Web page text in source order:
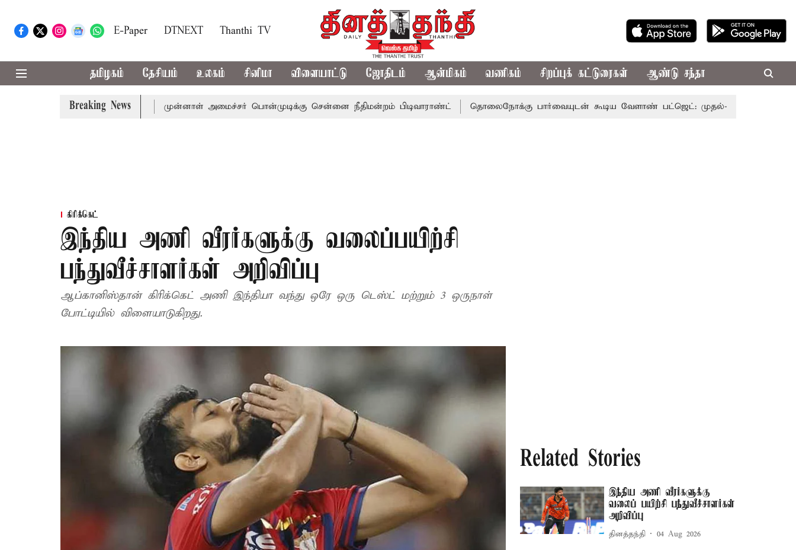
E-Paper DTNEXT Thanthi TV
தமிழகம் தேசியம் உலகம் சினிமா விளையாட்டு ஜோதிடம் ஆன்மிகம் வணிகம் சிறப்புக் கட்டுரைகள் ஆண்டு சந்தா
Breaking News
அமைச்சர் விஜய் அழைப்பு முன்னாள் அமைச்சர் பொன்முடிக்கு சென்னை நீதிமன்றம் பிடிவாராண்ட் தொலைநோக்கு பார்வையுடன் கூடிய வேளாண் பட்ஜெட்: முதல்-அமைச்சர் விஜய்
கிரிக்கெட்
இந்திய அணி வீரர்களுக்கு வலைப்பயிற்சி
பந்துவீச்சாளர்கள் அறிவிப்பு
ஆப்கானிஸ்தான் கிரிக்கெட் அணி இந்தியா வந்து ஒரே ஒரு டெஸ்ட் மற்றும் 3 ஒருநாள்
போட்டியில் விளையாடுகிறது.
Related Stories
இந்திய அணி வீரர்களுக்கு
வலைப் பயிற்சி பந்துவீச்சாளர்கள்
அறிவிப்பு
தினத்தந்தி 04 Aug 2026